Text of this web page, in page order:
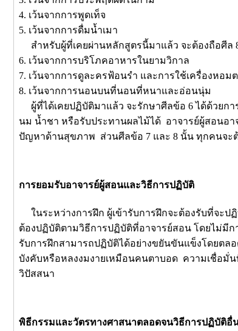
4. เว้นจากการพูดเท็จ
5. เว้นจากการดื่มน้ำเมา
สำหรับผู้ที่เคยผ่านหลักสูตรนี้มาแล้ว จะต้องถือศีล
6. เว้นจากการบริโภคอาหารในยามวิกาล
7. เว้นจากการดูละครฟ้อนรำ และการใช้เครื่องหอม
8. เว้นจากการนอนบนที่นอนที่หนาและอ่อนนุ่ม
ผู้ที่ได้เคยปฏิบัติมาแล้ว จะรักษาศีลข้อ 6 ได้ด้วยก
นม น้ำชา หรือรับประทานผลไม้ได้ อาจารย์ผู้สอนอ
ปัญหาด้านสุขภาพ ส่วนศีลข้อ 7 และ 8 นั้น ทุกคนจะ
การยอมรับอาจารย์ผู้สอนและวิธีการปฏิบัติ
ในระหว่างการฝึก ผู้เข้ารับการฝึกจะต้องรับที่จะป
ต้องปฏิบัติตามวิธีการปฏิบัติที่อาจารย์สอน โดยไม่มี
รับการฝึกสามารถปฏิบัติได้อย่างขยันขันแข็งโดยตล
บังคับหรือหลงงมงายเหมือนคนตาบอด ความเชื่อมั่
วิปัสสนา
พิธีกรรมและวัตรทางศาสนาตลอดจนวิธีการปฏิบัติอื่